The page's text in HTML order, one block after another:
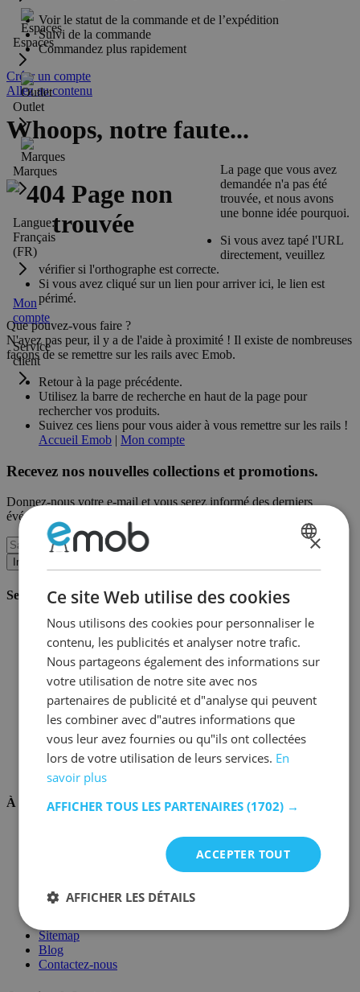
Espaces
Outlet
Marques
Langue:
Français
(FR)
Mon
compte
Service
client
Voir le statut de la commande et de l’expédition
Suivi de la commande
Commandez plus rapidement
Créer un compte
Allez au contenu
Whoops, notre faute...
La page que vous avez
demandée n'a pas été
trouvée, et nous avons
une bonne idée pourquoi.
Si vous avez tapé l'URL
directement, veuillez
vérifier si l'orthographe est correcte.
Si vous avez cliqué sur un lien pour arriver ici, le lien est
périmé.
Que pouvez-vous faire ?
N'ayez pas peur, il y a de l'aide à proximité ! Il existe de nombreuses
façons de se remettre sur les rails avec Emob.
Retour à la page précédente.
Utilisez la barre de recherche en haut de la page pour
rechercher vos produits.
Suivez ces liens pour vous aider à vous remettre sur les rails !
Accueil Emob | Mon compte
Recevez nos nouvelles collections et promotions.
Donnez-nous votre e-mail et vous serez informé des derniers
événements sur une base mensuelle.
Inscription
Service client
Commander chez Emob
Modalités de paiement
Livraison et expédition
Service et garantie
Annuler ou retourner
Réclamations
Astuces de montage
Conseils d'entretien
Mot de passe oublié?
FAQ
Stockage & Fulfilment
À propos de nous
Conditions générales
Mentions légales
Sitemap
Blog
Contactez-nous
×
Ce site Web utilise des cookies
Nous utilisons des cookies pour personnaliser le
contenu, les publicités et analyser notre trafic.
Nous partageons également des informations sur
votre utilisation de notre site avec nos
partenaires de publicité et d"analyse qui peuvent
les combiner avec d"autres informations que
vous leur avez fournies ou qu"ils ont collectées
lors de votre utilisation de leurs services. En
savoir plus
AFFICHER TOUS LES PARTENAIRES (1702) →
ACCEPTER TOUT
AFFICHER LES DÉTAILS